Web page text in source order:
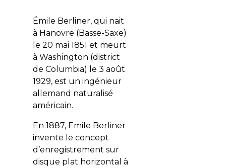
Émile Berliner, qui nait
à Hanovre (Basse-Saxe)
le 20 mai 1851 et meurt
à Washington (district
de Columbia) le 3 août
1929, est un ingénieur
allemand naturalisé
américain.
En 1887, Emile Berliner
invente le concept
d’enregistrement sur
disque plat horizontal à